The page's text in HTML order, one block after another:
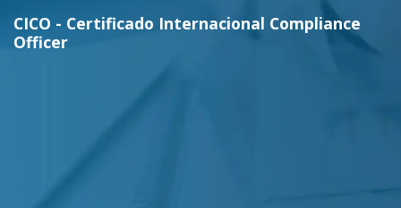
CICO - Certificado Internacional Compliance
Officer